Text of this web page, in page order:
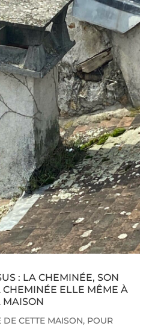
: LA CHEMINÉE, SON
CHEMINÉE ELLE MÊME À
MAISON
DE CETTE MAISON, POUR